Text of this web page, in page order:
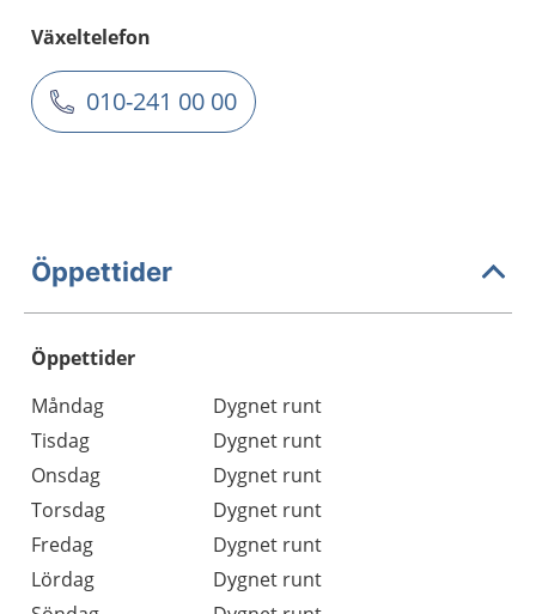
Växeltelefon
010-241 00 00
Öppettider
Öppettider
Dag
Öppettider
Kommentarer
Måndag
Dygnet runt
Tisdag
Dygnet runt
Onsdag
Dygnet runt
Torsdag
Dygnet runt
Fredag
Dygnet runt
Lördag
Dygnet runt